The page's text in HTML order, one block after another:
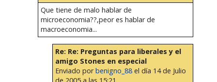
Que tiene de malo hablar de
microeconomia??,peor es hablar de
macroeconomia...
Re: Re: Preguntas para liberales y el
amigo Stones en especial
Enviado porbenigno_88el día 14 de Julio